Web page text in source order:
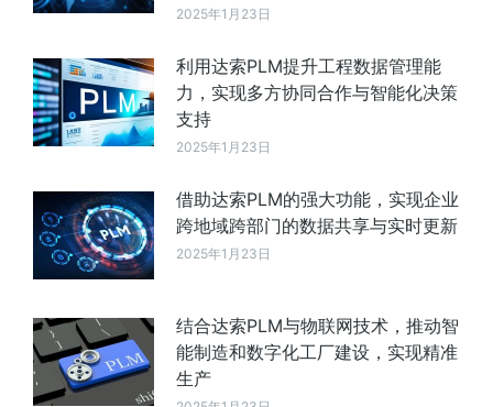
2025年1月23日
利用达索PLM提升工程数据管理能
力，实现多方协同合作与智能化决策
支持
2025年1月23日
借助达索PLM的强大功能，实现企业
跨地域跨部门的数据共享与实时更新
2025年1月23日
结合达索PLM与物联网技术，推动智
能制造和数字化工厂建设，实现精准
生产